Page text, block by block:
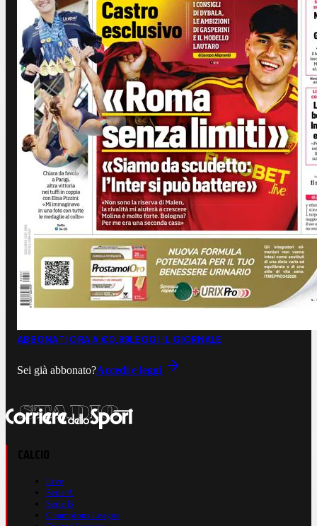
ABBONATI ORA A €0,99LEGGI IL GIORNALE
Sei già abbonato?Accedi e leggi
Live
Serie A
Serie B
Champions League